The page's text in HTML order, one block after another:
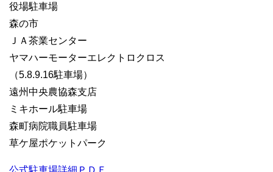
役場駐車場
森の市
ＪＡ茶業センター
ヤマハーモーターエレクトロクロス
（5.8.9.16駐車場）
遠州中央農協森支店
ミキホール駐車場
森町病院職員駐車場
草ケ屋ポケットパーク
公式駐車場詳細ＰＤＦ